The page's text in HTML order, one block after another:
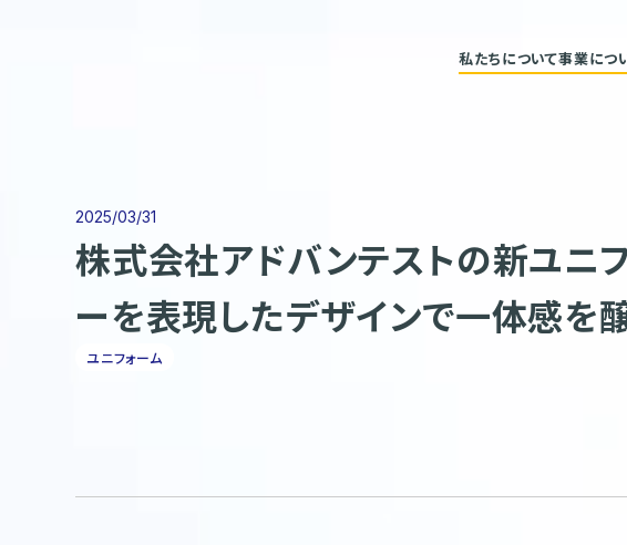
私たちについて事業につ
2025/03/31
株式会社アドバンテストの新ユニ
ーを表現したデザインで一体感を
ユニフォーム